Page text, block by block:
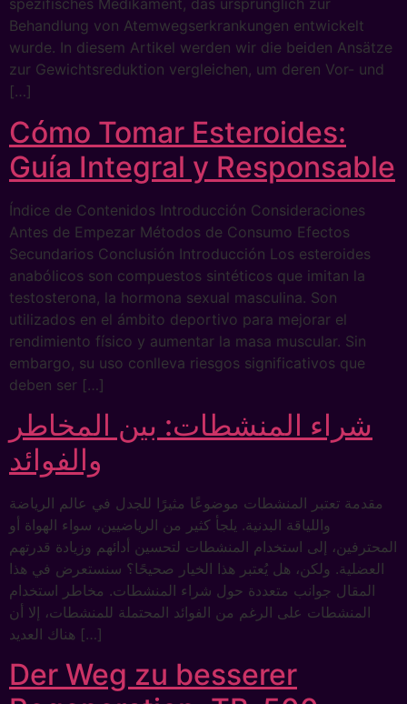
spezifisches Medikament, das ursprünglich zur
Behandlung von Atemwegserkrankungen entwickelt
wurde. In diesem Artikel werden wir die beiden Ansätze
zur Gewichtsreduktion vergleichen, um deren Vor- und
[…]
Cómo Tomar Esteroides:
Guía Integral y Responsable
Índice de Contenidos Introducción Consideraciones
Antes de Empezar Métodos de Consumo Efectos
Secundarios Conclusión Introducción Los esteroides
anabólicos son compuestos sintéticos que imitan la
testosterona, la hormona sexual masculina. Son
utilizados en el ámbito deportivo para mejorar el
rendimiento físico y aumentar la masa muscular. Sin
embargo, su uso conlleva riesgos significativos que
deben ser […]
شراء المنشطات: بين المخاطر
والفوائد
مقدمة تعتبر المنشطات موضوعًا مثيرًا للجدل في عالم الرياضة
واللياقة البدنية. يلجأ كثير من الرياضيين، سواء الهواة أو
المحترفين، إلى استخدام المنشطات لتحسين أدائهم وزيادة قدرتهم
العضلية. ولكن، هل يُعتبر هذا الخيار صحيحًا؟ سنستعرض في هذا
المقال جوانب متعددة حول شراء المنشطات. مخاطر استخدام
المنشطات على الرغم من الفوائد المحتملة للمنشطات، إلا أن
هناك العديد […]
Der Weg zu besserer